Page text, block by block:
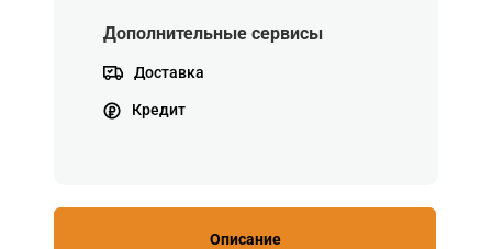
Дополнительные сервисы
Доставка
Кредит
Описание